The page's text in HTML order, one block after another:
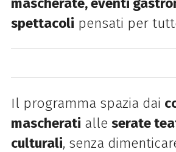
spettacoli pensati per
Il programma spazia dai
mascherati alle serate
culturali, senza